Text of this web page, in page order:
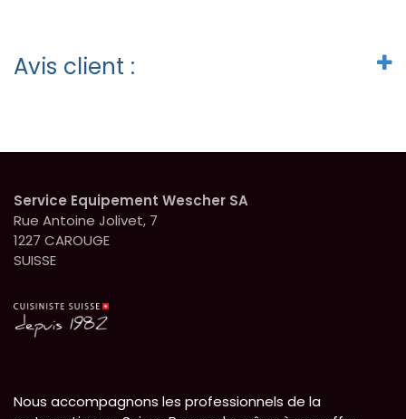
Avis client :
Service Equipement Wescher SA
Rue Antoine Jolivet, 7
1227 CAROUGE
SUISSE
Nous accompagnons les professionnels de la